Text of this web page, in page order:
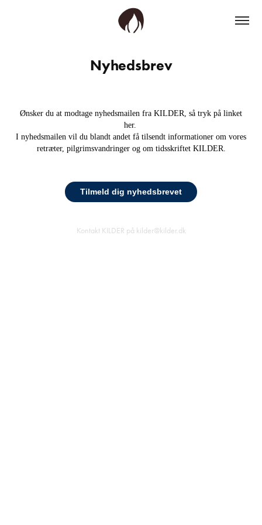
Nyhedsbrev
Ønsker du at modtage nyhedsmailen fra KILDER, så tryk på linket
her.
I nyhedsmailen vil du blandt andet få tilsendt informationer om vores
retræter, pilgrimsvandringer og om tidsskriftet KILDER.
Tilmeld dig nyhedsbrevet
Kontakt KILDER på kilder@kilder.dk